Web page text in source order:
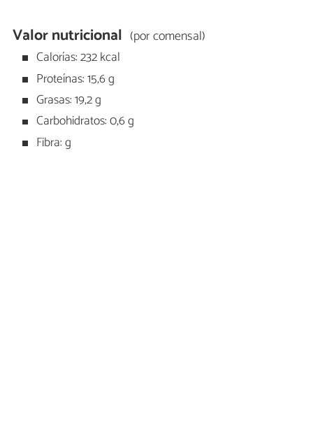
Valor nutricional (por comensal)
Calorías: 232 kcal
Proteínas: 15,6 g
Grasas: 19,2 g
Carbohidratos: 0,6 g
Fibra: g